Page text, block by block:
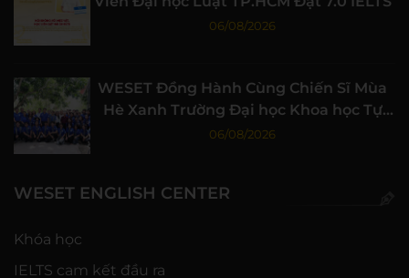
06/08/2026
WESET Đồng Hành Cùng Chiến Sĩ Mùa
Hè Xanh Trường Đại học Khoa học Tự
nhiên, ĐHQG-HCM
06/08/2026
WESET ENGLISH CENTER
Khóa học
IELTS cam kết đầu ra